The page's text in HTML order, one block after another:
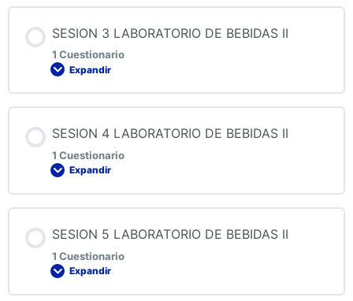
QUIZ 2 LABORATORIO DE BEBIDAS II
SESION 3 LABORATORIO DE BEBIDAS II
1 Cuestionario
Expandir
QUIZ 3 LABORATORIO DE BEBIDAS II
SESION 4 LABORATORIO DE BEBIDAS II
1 Cuestionario
Expandir
QUIZ 4 LABORATORIO DE BEBIDAS II
SESION 5 LABORATORIO DE BEBIDAS II
1 Cuestionario
Expandir